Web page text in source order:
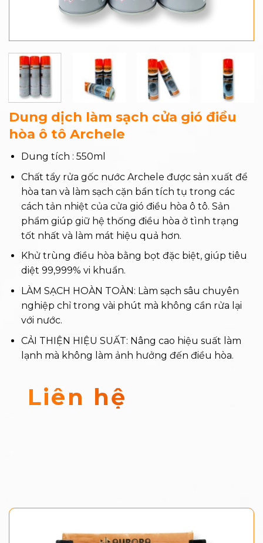
Dung dịch làm sạch cửa gió điều
hòa ô tô Archele
Liên hệ
Dung tích : 550ml
Chất tẩy rửa gốc nước Archele được sản xuất để
hòa tan và làm sạch cặn bẩn tích tụ trong các
cách tản nhiệt của cửa gió điều hòa ô tô. Sản
phẩm giúp giữ hệ thống điều hòa ở tình trạng
tốt nhất và làm mát hiệu quả hơn.
Khử trùng điều hòa bằng bọt đặc biệt, giúp tiêu
diệt 99,999% vi khuẩn.
LÀM SẠCH HOÀN TOÀN: Làm sạch sâu chuyên
nghiệp chỉ trong vài phút mà không cần rửa lại
với nước.
CẢI THIỆN HIỆU SUẤT: Nâng cao hiệu suất làm
lạnh mà không làm ảnh hưởng đến điều hòa.